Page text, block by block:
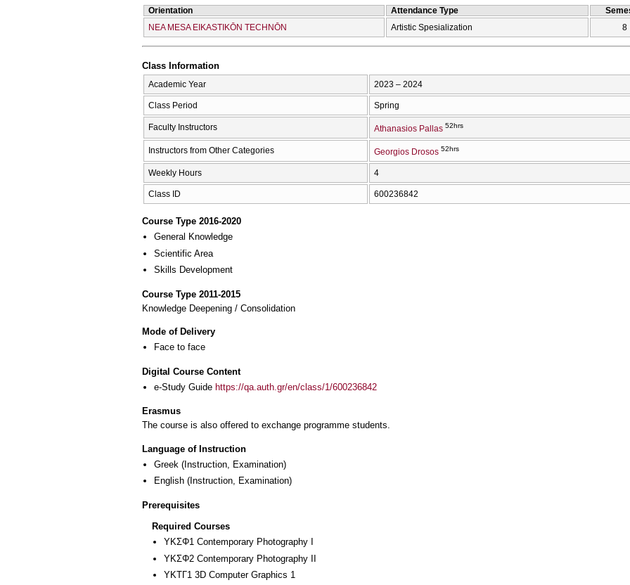
Orientation Attendance Type
NEA MESA EIKASTIKŌN TECΗNŌN
Artistic Spesialization 8
Class Information
Academic Year 2023 – 2024
Class Period Spring
Faculty Instructors Athanasios Pallas 52hrs
Instructors from Other Categories Georgios Drosos 52hrs
Weekly Hours 4
Class ID 600236842
Course Type 2016-2020
General Knowledge
Scientific Area
Skills Development
Course Type 2011-2015
Knowledge Deepening / Consolidation
Mode of Delivery
Face to face
Digital Course Content
e-Study Guide https://qa.auth.gr/en/class/1/600236842
Erasmus
The course is also offered to exchange programme students.
Language of Instruction
Greek (Instruction, Examination)
English (Instruction, Examination)
Prerequisites
Required Courses
ΥΚΣΦ1 Contemporary Photography I
ΥΚΣΦ2 Contemporary Photography II
ΥΚΤΓ1 3D Computer Graphics 1